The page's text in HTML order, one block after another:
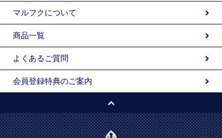
マルフクについて
商品一覧
よくあるご質問
会員登録特典のご案内